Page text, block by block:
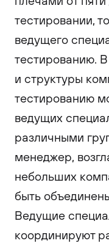
тестировании,
ведущего
тестированию.
и структуры
тестированию
ведущих
различными
менеджер,
небольших
быть
Ведущие
координируют